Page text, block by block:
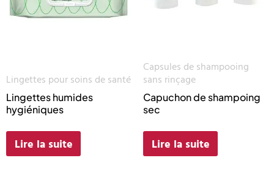
Lingettes pour soins de santé
Lingettes humides
hygiéniques
Lire la suite
Capsules de shampooing
sans rinçage
Capuchon de shampoing
sec
Lire la suite